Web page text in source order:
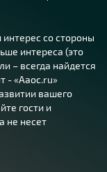
со стороны
интереса (это
– всегда найдется
- «Aaoc.ru»
вашего
гости и
не несет